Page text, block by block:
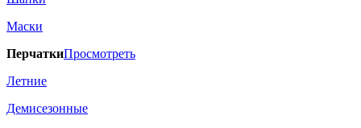
Маски
ПерчаткиПросмотреть
Летние
Демисезонные